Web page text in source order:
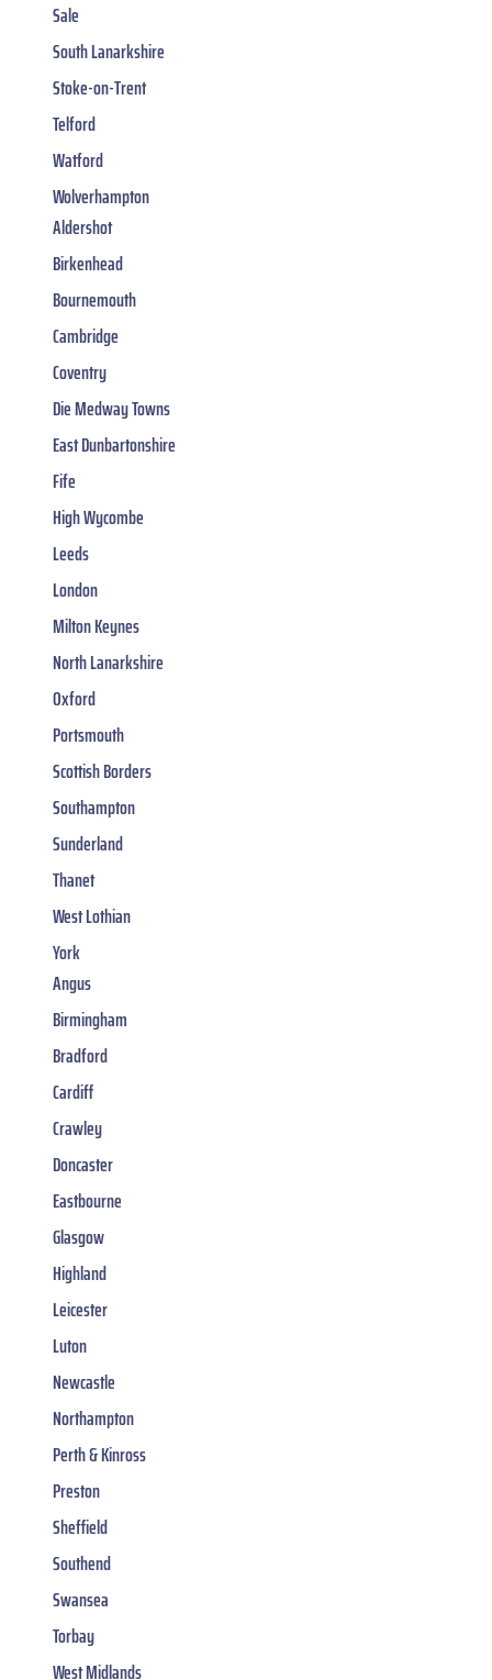
Sale
South Lanarkshire
Stoke-on-Trent
Telford
Watford
Wolverhampton
Aldershot
Birkenhead
Bournemouth
Cambridge
Coventry
Die Medway Towns
East Dunbartonshire
Fife
High Wycombe
Leeds
London
Milton Keynes
North Lanarkshire
Oxford
Portsmouth
Scottish Borders
Southampton
Sunderland
Thanet
West Lothian
York
Angus
Birmingham
Bradford
Cardiff
Crawley
Doncaster
Eastbourne
Glasgow
Highland
Leicester
Luton
Newcastle
Northampton
Perth & Kinross
Preston
Sheffield
Southend
Swansea
Torbay
West Midlands